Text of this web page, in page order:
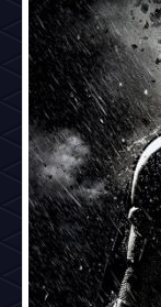
Nome:O Rabbit
Descrição:Uma
Preço catalogo:
Código: